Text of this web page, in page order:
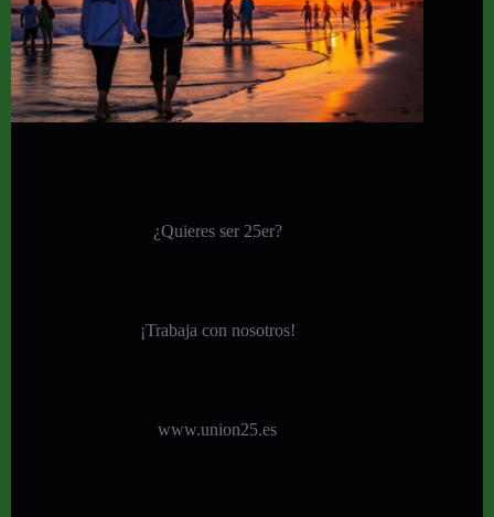
¿Quieres ser 25er?
¡Trabaja con nosotros!
www.union25.es